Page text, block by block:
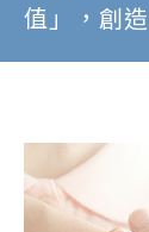
值」，創